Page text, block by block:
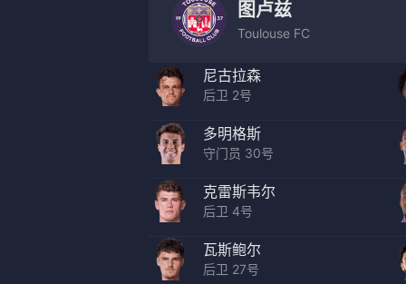
图卢兹
Toulouse FC
尼古拉森
后卫 2号
多明格斯
守门员 30号
克雷斯韦尔
后卫 4号
瓦斯鲍尔
后卫 27号